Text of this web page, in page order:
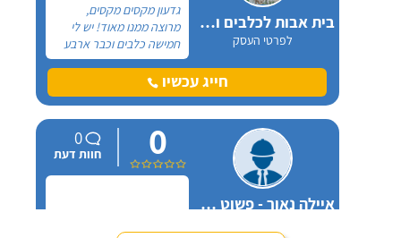
בית אבות לכלבים ופנסיון חתולים
לפרטי העסק
גדעון מקסים מקסים,
מרוצה ממנו מאוד! יש לי
חמישה כלבים וכבר ארבע
שנים, כל פעם שיש לי
נסיעה והיעדרות מהבית,
אני שמה אצלו את הכלבים,
אותו ומאושרים כשהם
חוזרים הביתה - ממליצה
בחום.
חייג עכשיו
איילה נאור - פשוט מאלפת בחיפה
0
0
חוות דעת